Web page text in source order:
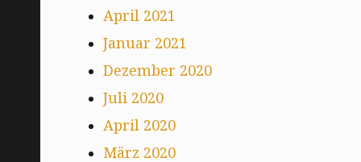
April 2021
Januar 2021
Dezember 2020
Juli 2020
April 2020
März 2020